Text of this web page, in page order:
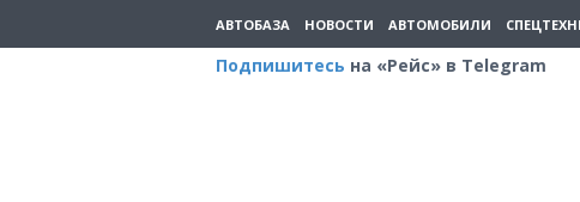
АВТОБАЗА НОВОСТИ АВТОМОБИЛИ
Подпишитесь на «Рейс» в Telegram